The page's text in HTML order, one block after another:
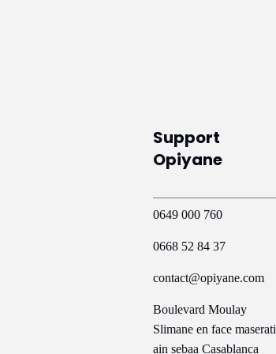
être
choisies
la
du
produit
Support
Opiyane
0649 000 760
0668 52 84 37
contact@opiyane.com
Boulevard Moulay
Slimane en face maserati
ain sebaa Casablanca